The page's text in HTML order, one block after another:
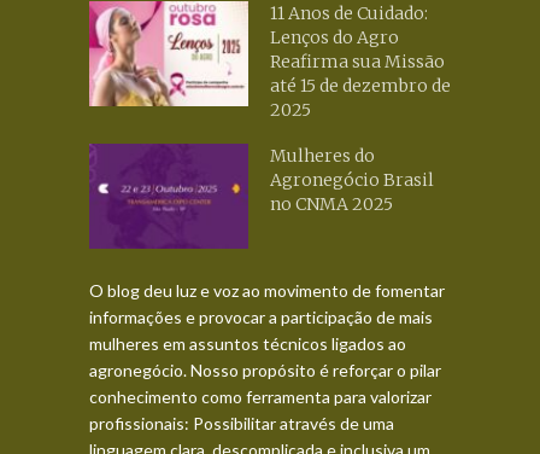
11 Anos de Cuidado:
Lenços do Agro
Reafirma sua Missão
até 15 de dezembro de
2025
Mulheres do
Agronegócio Brasil
no CNMA 2025
O blog deu luz e voz ao movimento de fomentar
informações e provocar a participação de mais
mulheres em assuntos técnicos ligados ao
agronegócio. Nosso propósito é reforçar o pilar
conhecimento como ferramenta para valorizar
profissionais: Possibilitar através de uma